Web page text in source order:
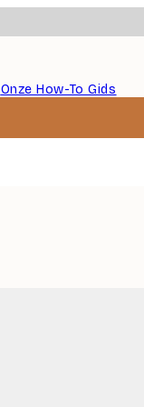
Onze How-To Gids